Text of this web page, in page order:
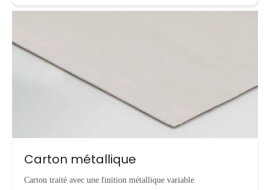
Carton métallique
Carton traité avec une finition métallique variable